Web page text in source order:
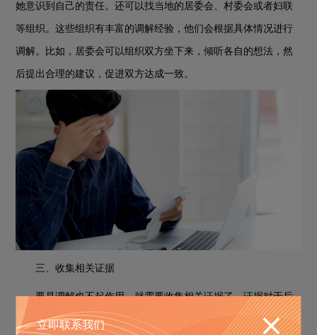
她意识到自己的责任。还可以找当地的居委会、村委会或者妇联
等组织。这些组织有丰富的调解经验，他们会根据具体情况进行
调解。比如，居委会可以组织双方坐下来，倾听各自的想法，然
后提出合理的建议，促进双方达成一致。
三、收集相关证据
要是调解也不起作用，就需要收集相关证据了。证据对于后
续的维权很重要。可以收集老婆不来看孩子的相关证据，比如聊
立即联系我们